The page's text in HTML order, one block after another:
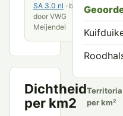
SA 3.0 nl · bewerkt
door VWG
Meijendel
Dichtheid
per km2
Territoria
per km²